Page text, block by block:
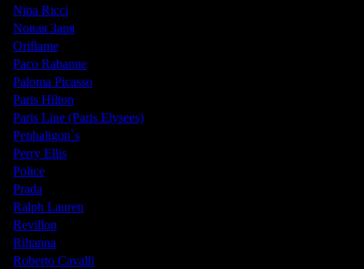
Nina Ricci
Nовая Заря
Oriflame
Paco Rabanne
Paloma Picasso
Paris Hilton
Paris Line (Paris Elysees)
Penhaligon`s
Perry Ellis
Police
Prada
Ralph Lauren
Revillon
Rihanna
Roberto Cavalli